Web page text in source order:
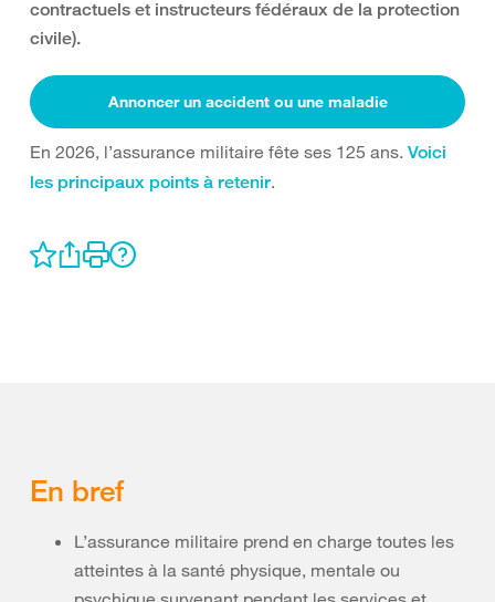
contractuels et instructeurs fédéraux de la protection
civile).
Annoncer un accident ou une maladie
En 2026, l’assurance militaire fête ses 125 ans. Voici
les principaux points à retenir.
En bref
L’assurance militaire prend en charge toutes les
atteintes à la santé physique, mentale ou